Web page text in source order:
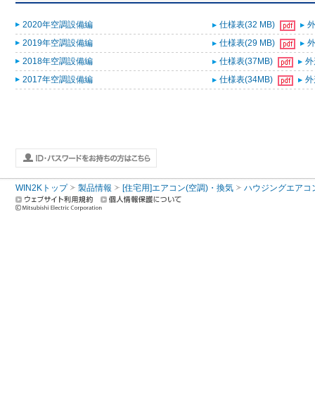
2020年空調設備編 仕様表(32 MB)
2019年空調設備編
仕様表(29 MB)
2018年空調設備編
仕様表(37MB)
2017年空調設備編
仕様表(34MB)
WIN2Kトップ 製品情報 [住宅用]エアコン(空調)・換気 ハウジングエアコ